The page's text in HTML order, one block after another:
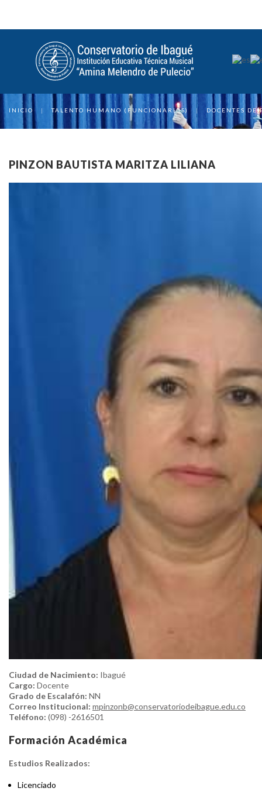
INICIO | TALENTO HUMANO (FUNCIONARIOS) | DOCENTES DE
PINZON BAUTISTA MARITZA LILIANA
Ciudad de Nacimiento: Ibagué
Cargo: Docente
Grado de Escalafón: NN
Correo Institucional: mpinzonb@conservatoriodeibague.edu.co
Teléfono: (098) -2616501
Formación Académica
Estudios Realizados:
Licenciado